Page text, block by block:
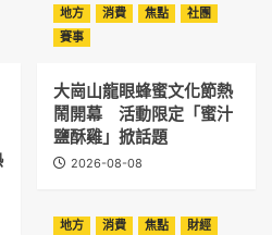
地方 消費 焦點
社團
賽事
大崗山龍眼蜂蜜文化節熱
鬧開幕 活動限定「蜜汁
鹽酥雞」掀話題
2026-08-08
地方 消費 焦點 財經